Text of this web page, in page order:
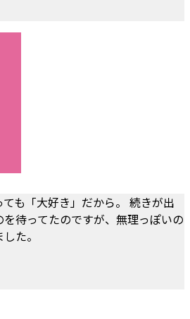
も「大好き」だから。 続きが出
待ってたのですが、無理っぽいの
た。